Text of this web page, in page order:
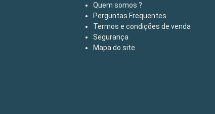
Quem somos ?
Perguntas Frequentes
Termos e condições de venda
Segurança
Mapa do site